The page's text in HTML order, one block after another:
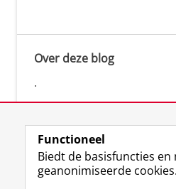
Over deze blog
.
Functioneel
Biedt de basisfuncties en
geanonimiseerde cookies.